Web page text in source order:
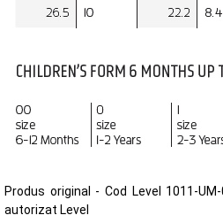
Produs original - Cod Level 1011-
autorizat Level